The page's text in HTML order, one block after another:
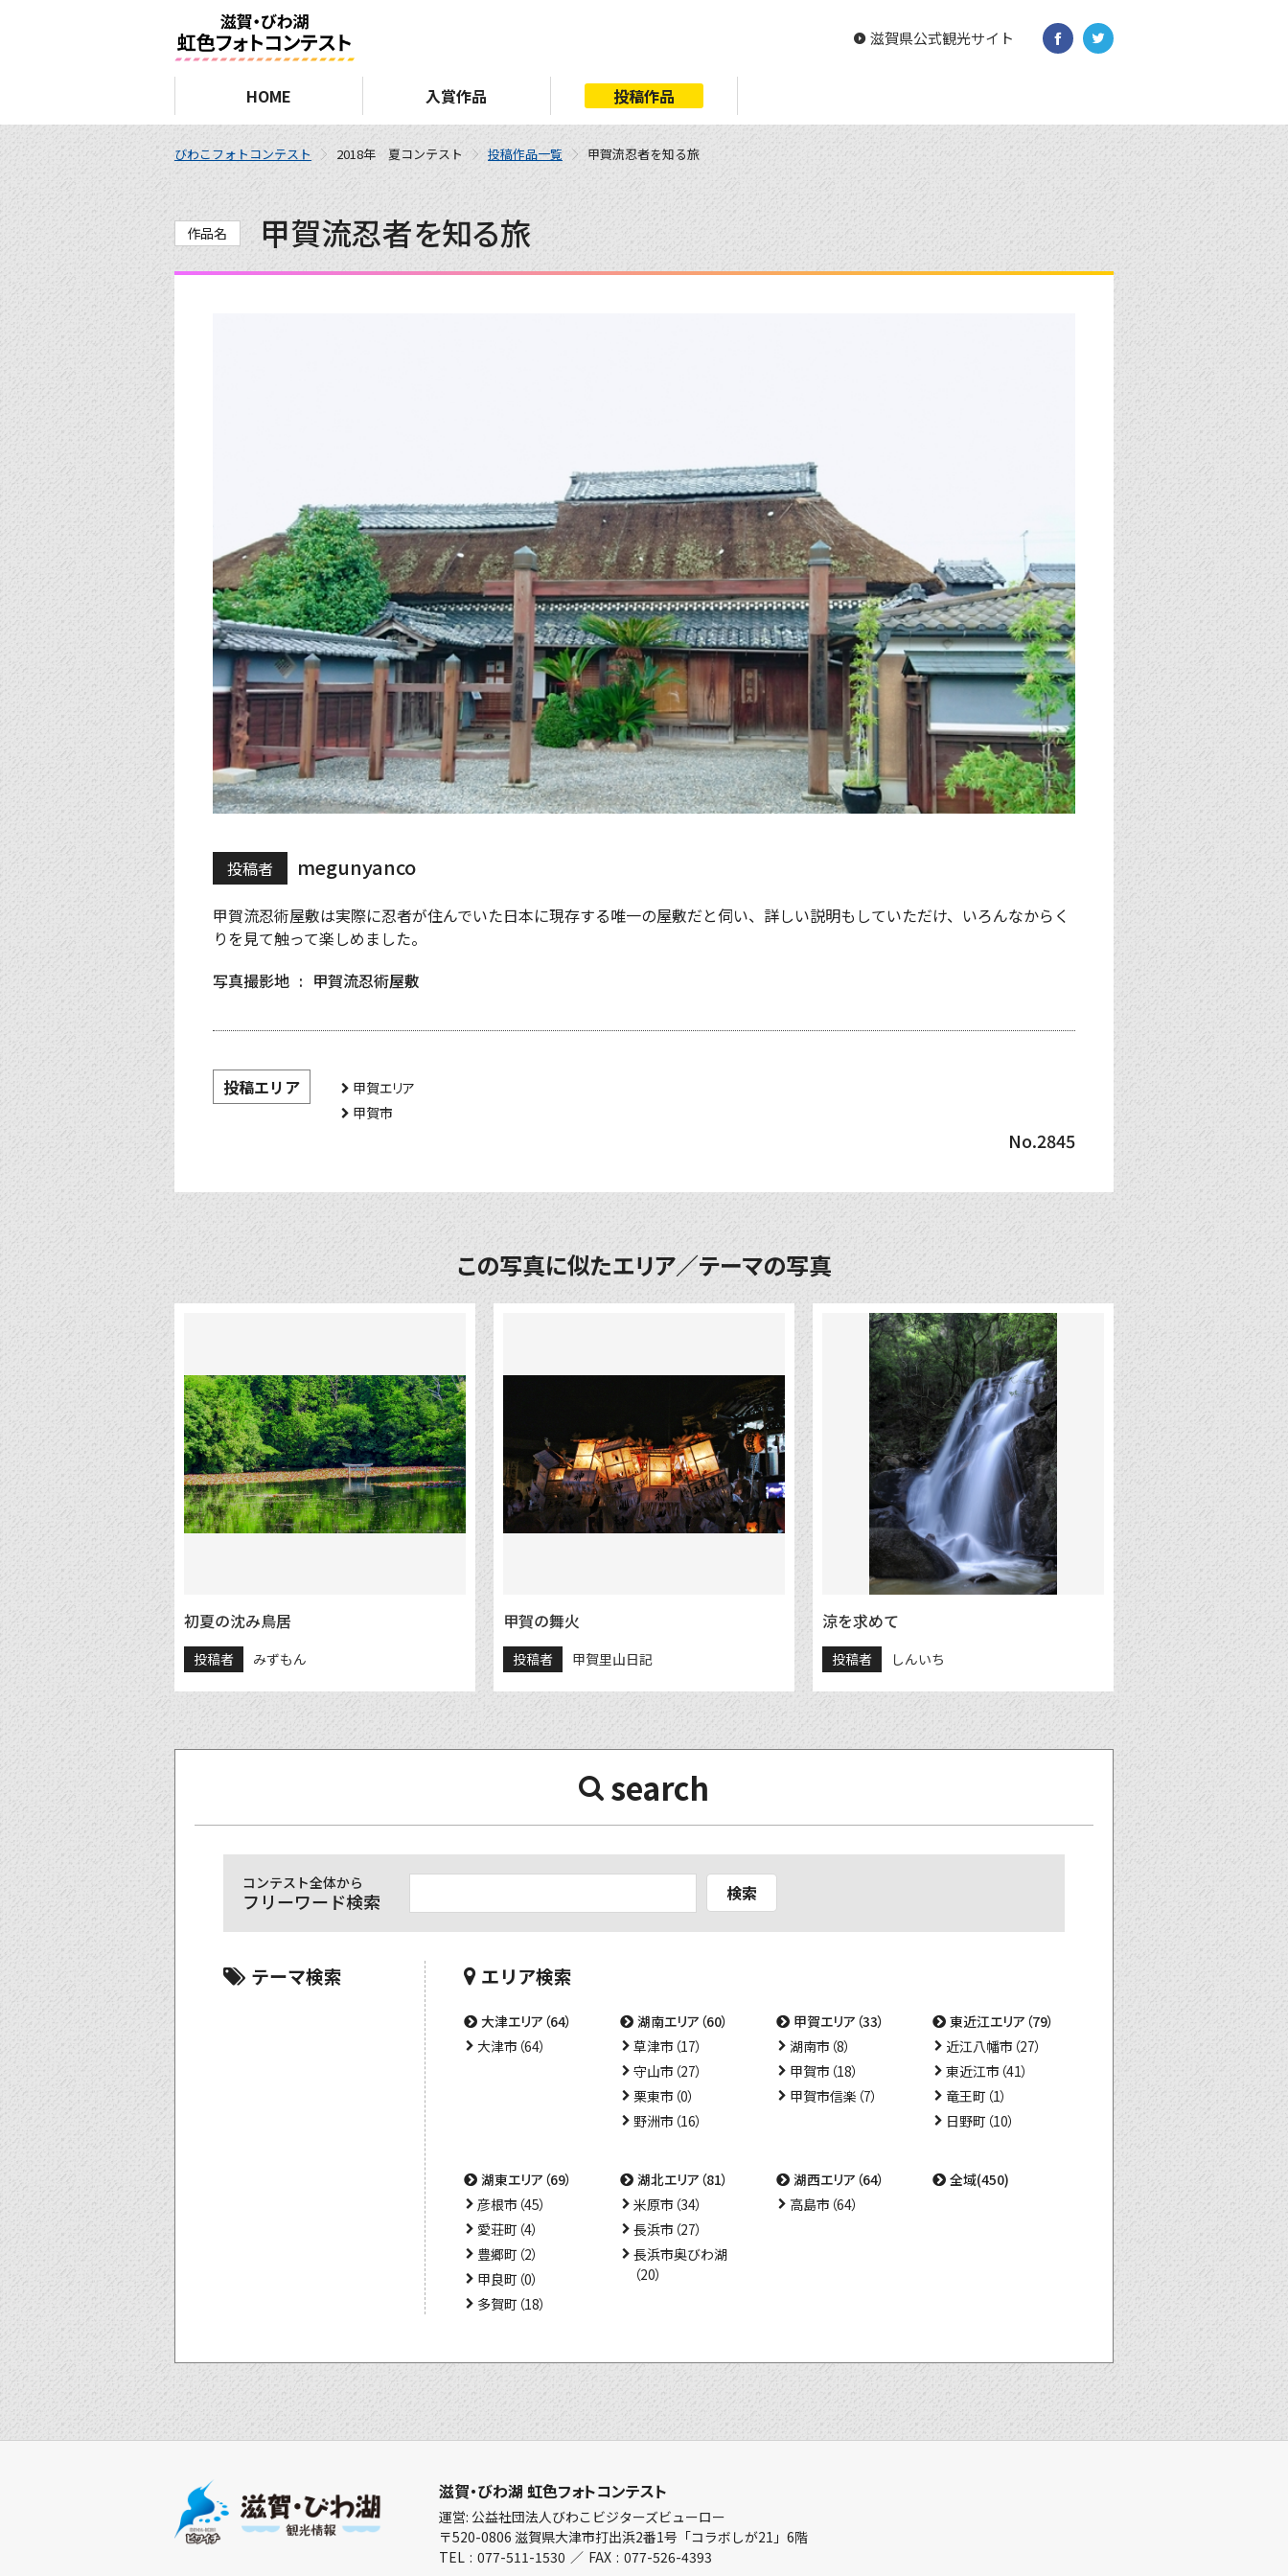
滋賀県公式観光サイト
HOME 入賞作品 投稿作品
びわこフォトコンテスト 2018年 夏コンテスト 投稿作品一覧 甲賀流忍者を知る旅
作品名 甲賀流忍者を知る旅
投稿者 megunyanco
甲賀流忍術屋敷は実際に忍者が住んでいた日本に現存する唯一の屋敷だと伺い、詳しい説明もしていただけ、いろんなからく
りを見て触って楽しめました。
写真撮影地
甲賀流忍術屋敷
投稿エリア
甲賀エリア
甲賀市
No.2845
この写真に似たエリア／テーマの写真
初夏の沈み鳥居
投稿者 みずもん
甲賀の舞火
投稿者 甲賀里山日記
涼を求めて
投稿者 しんいち
search
コンテスト全体から
フリーワード検索 検索
テーマ検索 エリア検索
大津エリア（64）
大津市（64）
湖南エリア（60）
草津市（17）
守山市（27）
栗東市（0）
野洲市（16）
甲賀エリア（33）
湖南市（8）
甲賀市（18）
甲賀市信楽（7）
東近江エリア（79）
近江八幡市（27）
東近江市（41）
竜王町（1）
日野町（10）
湖東エリア（69）
彦根市（45）
愛荘町（4）
豊郷町（2）
甲良町（0）
多賀町（18）
湖北エリア（81）
米原市（34）
長浜市（27）
長浜市奥びわ湖
（20）
湖西エリア（64）
高島市（64）
全域(450)
滋賀・びわ湖 虹色フォトコンテスト
運営: 公益社団法人びわこビジターズビューロー
〒520-0806 滋賀県大津市打出浜2番1号「コラボしが21」6階
TEL
077-511-1530 FAX 077-526-4393